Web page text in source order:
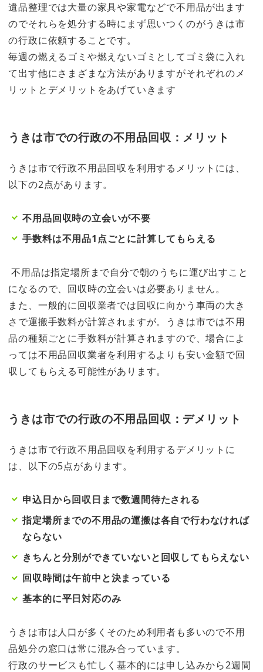
遺品整理では大量の家具や家電などで不用品が出ます
のでそれらを処分する時にまず思いつくのがうきは市
の行政に依頼することです。
毎週の燃えるゴミや燃えないゴミとしてゴミ袋に入れ
て出す他にさまざまな方法がありますがそれぞれのメ
リットとデメリットをあげていきます
うきは市での行政の不用品回収：メリット
うきは市で行政不用品回収を利用するメリットには、
以下の2点があります。
不用品回収時の立会いが不要
手数料は不用品1点ごとに計算してもらえる
不用品は指定場所まで自分で朝のうちに運び出すこと
になるので、回収時の立会いは必要ありません。
また、一般的に回収業者では回収に向かう車両の大き
さで運搬手数料が計算されますが。
うきは市では不用
品の種類ごとに手数料が計算されますので、場合によ
っては不用品回収業者を利用するよりも安い金額で回
収してもらえる可能性があります。
うきは市での行政の不用品回収：デメリット
うきは市で行政不用品回収を利用するデメリットに
は、以下の5点があります。
申込日から回収日まで数週間待たされる
指定場所までの不用品の運搬は各自で行わなければ
ならない
きちんと分別ができていないと回収してもらえない
回収時間は午前中と決まっている
基本的に平日対応のみ
うきは市は人口が多くそのため利用者も多いので不用
品処分の窓口は常に混み合っています。
行政のサービスも忙しく基本的には申し込みから2週間